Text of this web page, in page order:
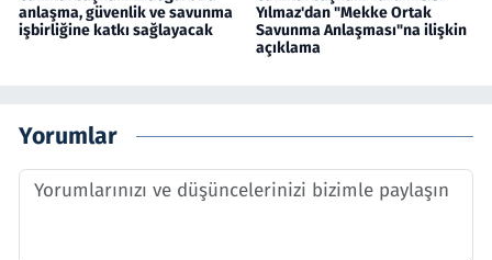
anlaşma, güvenlik ve savunma
işbirliğine katkı sağlayacak
Yılmaz'dan "Mekke Ortak
Savunma Anlaşması"na ilişkin
açıklama
Yorumlar